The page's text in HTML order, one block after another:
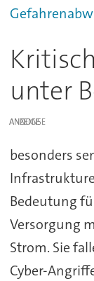
unter
ANZEIGE
besonders
Bedeutung
Versorgung
Strom. Sie
Cyber-